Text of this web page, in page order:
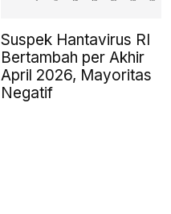
Suspek Hantavirus RI
Bertambah per Akhir
April 2026, Mayoritas
Negatif